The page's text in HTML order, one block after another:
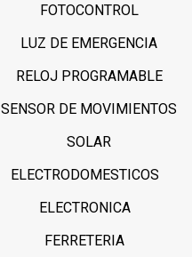
FOTOCONTROL
LUZ DE EMERGENCIA
RELOJ PROGRAMABLE
SENSOR DE MOVIMIENTOS
SOLAR
ELECTRODOMESTICOS
ELECTRONICA
FERRETERIA